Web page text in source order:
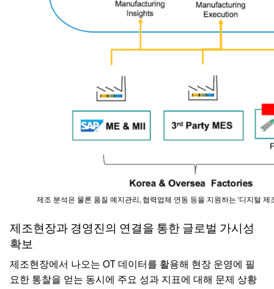
제조 분석은 물론 품질 예지관리, 협력업체 연동 등을 지원하는 ‘디지털
제조현장과 경영진의 연결을 통한 글로벌 가시성
확보
제조현장에서 나오는 OT 데이터를 활용해 현장 운영에 필
요한 통찰을 얻는 동시에 주요 성과 지표에 대해 문제 상황